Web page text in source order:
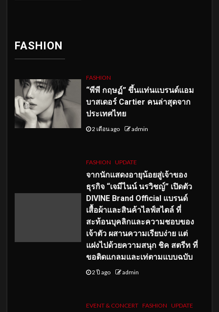
FASHION
FASHION
“พีพี กฤษฏ์” ขึ้นแท่นแบรนด์แอม
บาสเดอร์ Cartier คนล่าสุดจาก
ประเทศไทย
2 เดือน ago admin
FASHION UPDATE
จากนักแสดงอายุน้อยสู่เจ้าของ
ธุรกิจ “เจมีไนน์ นรวิชญ์” เปิดตัว
DIVINE Brand Official แบรนด์
เสื้อผ้าและสินค้าไลฟ์สไตล์ ที่
สะท้อนบุคลิกและความชอบของ
เจ้าตัว ผสานความเรียบง่าย แต่
แฝงไปด้วยความสนุก ชิค สตรีท ที่
ขอติดแกลมและเท่ตามแบบฉบับ
2 ปี ago admin
EVENT & CONCERT FASHION UPDATE